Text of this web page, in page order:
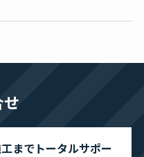
までトータルサポー